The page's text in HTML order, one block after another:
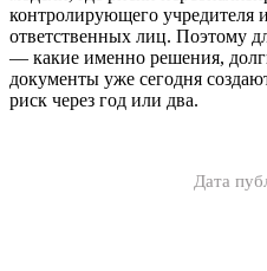
контролирующего учредителя
ответственных лиц. Поэтому
— какие именно решения,
документы уже сегодня
риск через год или два.
Дата